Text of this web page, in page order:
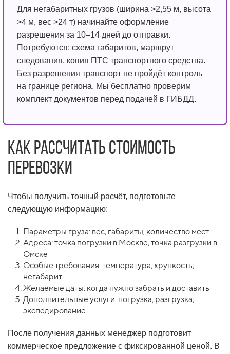
Для негабаритных грузов (ширина >2,55 м, высота
>4 м, вес >24 т) начинайте оформление
разрешения за 10–14 дней до отправки.
Потребуются: схема габаритов, маршрут
следования, копия ПТС транспортного средства.
Без разрешения транспорт не пройдёт контроль
на границе региона. Мы бесплатно проверим
комплект документов перед подачей в ГИБДД.
Как рассчитать стоимость
перевозки
Чтобы получить точный расчёт, подготовьте
следующую информацию:
Параметры груза: вес, габариты, количество мест
Адреса: точка погрузки в Москве, точка разгрузки в
Омске
Особые требования: температура, хрупкость,
негабарит
Желаемые даты: когда нужно забрать и доставить
Дополнительные услуги: погрузка, разгрузка,
экспедирование
После получения данных менеджер подготовит
коммерческое предложение с фиксированной ценой. В